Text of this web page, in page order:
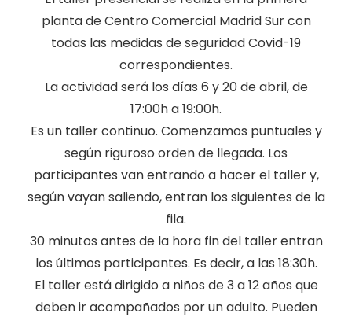
planta de Centro Comercial Madrid Sur con
todas las medidas de seguridad Covid-19
correspondientes.
La actividad será los días 6 y 20 de abril, de
17:00h a 19:00h.
Es un taller continuo. Comenzamos puntuales y
según riguroso orden de llegada. Los
participantes van entrando a hacer el taller y,
según vayan saliendo, entran los siguientes de la
fila.
30 minutos antes de la hora fin del taller entran
los últimos participantes. Es decir, a las 18:30h.
El taller está dirigido a niños de 3 a 12 años que
deben ir acompañados por un adulto. Pueden